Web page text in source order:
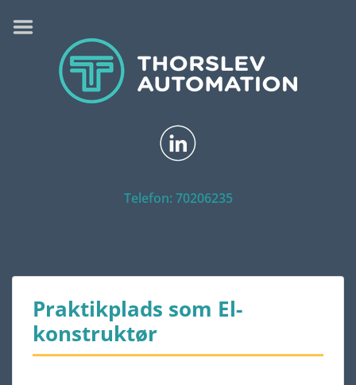
Telefon: 70206235
Praktikplads som El-
konstruktør
FORSIDE
YDELSER
SAMARBEJDE